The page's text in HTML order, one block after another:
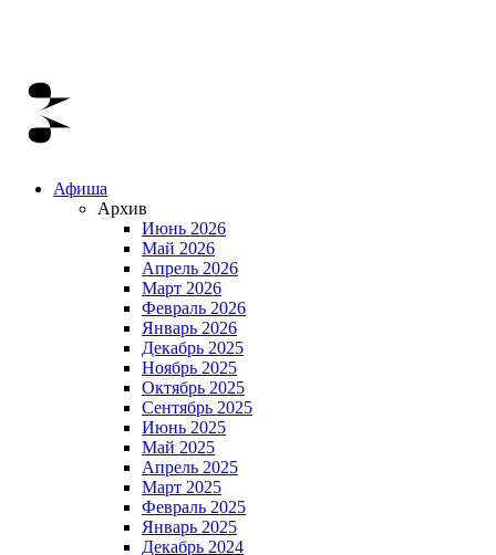
Афиша
Архив
Июнь 2026
Май 2026
Апрель 2026
Март 2026
Февраль 2026
Январь 2026
Декабрь 2025
Ноябрь 2025
Октябрь 2025
Сентябрь 2025
Июнь 2025
Май 2025
Апрель 2025
Март 2025
Февраль 2025
Январь 2025
Декабрь 2024